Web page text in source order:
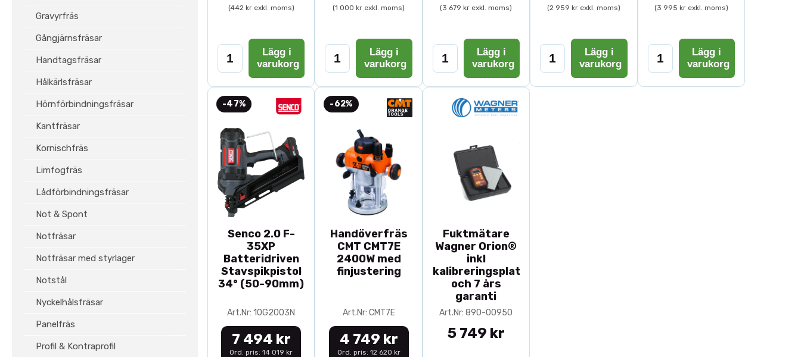
Gravyrfräs
Gångjärnsfräsar
Handtagsfräsar
Hålkärlsfräsar
Hörnförbindningsfräsar
Kantfräsar
Kornischfräs
Limfogfräs
Lådförbindningsfräsar
Not & Spont
Notfräsar
Notfräsar med styrlager
Notstål
Nyckelhålsfräsar
Panelfräs
Profil & Kontraprofil
(442 kr exkl. moms)
Lägg i
varukorg
(1 000 kr exkl. moms)
Lägg i
varukorg
(3 679 kr exkl. moms)
Lägg i
varukorg
(2 959 kr exkl. moms)
Lägg i
varukorg
(3 995 kr exkl. moms)
Lägg i
varukorg
-47%
Senco 2.0 F-
35XP
Batteridriven
Stavspikpistol
34° (50-90mm)
Art.Nr: 10G2003N
7 494 kr
Ord. pris: 14 019 kr
-62%
Handöverfräs
CMT CMT7E
2400W med
finjustering
Art.Nr: CMT7E
4 749 kr
Ord. pris: 12 620 kr
Fuktmätare
Wagner Orion®
inkl
kalibreringsplatta
och 7 års
garanti
Art.Nr: 890-00950
5 749 kr